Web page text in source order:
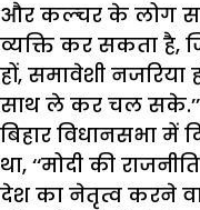
और कल्चर के लोग
व्यक्ति कर सकता है,
हों, समावेशी नजरिया
साथ ले कर चल सके.’’
बिहार विधानसभा में
था, ‘‘मोदी की राजनीति
देश का नेतृत्व करने